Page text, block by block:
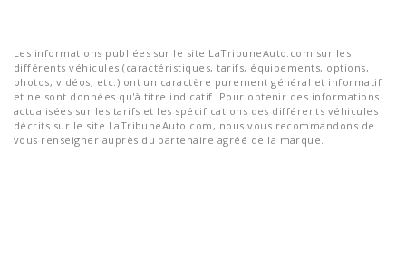
Les informations publiées sur le site LaTribuneAuto.com sur les
différents véhicules (caractéristiques, tarifs, équipements, options,
photos, vidéos, etc.) ont un caractère purement général et informatif
et ne sont données qu'à titre indicatif. Pour obtenir des informations
actualisées sur les tarifs et les spécifications des différents véhicules
décrits sur le site LaTribuneAuto.com, nous vous recommandons de
vous renseigner auprès du partenaire agréé de la marque.